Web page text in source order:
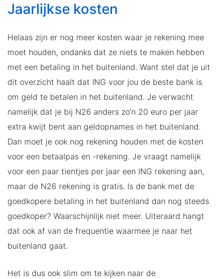
Jaarlijkse kosten
Helaas zijn er nog meer kosten waar je rekening mee
moet houden, ondanks dat ze niets te maken hebben
met een betaling in het buitenland. Want stel dat je uit
dit overzicht haalt dat ING voor jou de beste bank is
om geld te betalen in het buitenland. Je verwacht
namelijk dat je bij N26 anders zo’n 20 euro per jaar
extra kwijt bent aan geldopnames in het buitenland.
Dan moet je ook nog rekening houden met de kosten
voor een betaalpas en -rekening. Je vraagt namelijk
voor een paar tientjes per jaar een ING rekening aan,
maar de N26 rekening is gratis. Is de bank met de
goedkopere betaling in het buitenland dan nog steeds
goedkoper? Waarschijnlijk niet meer. Uiteraard hangt
dat ook af van de frequentie waarmee je naar het
buitenland gaat.
Het is dus ook slim om te kijken naar de